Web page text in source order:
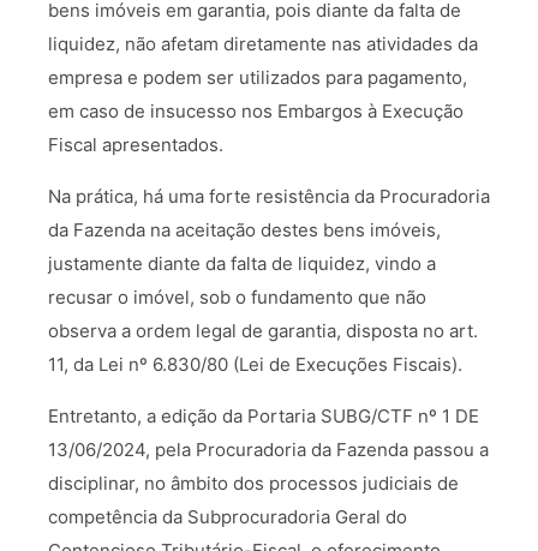
bens imóveis em garantia, pois diante da falta de
liquidez, não afetam diretamente nas atividades da
empresa e podem ser utilizados para pagamento,
em caso de insucesso nos Embargos à Execução
Fiscal apresentados.
Na prática, há uma forte resistência da Procuradoria
da Fazenda na aceitação destes bens imóveis,
justamente diante da falta de liquidez, vindo a
recusar o imóvel, sob o fundamento que não
observa a ordem legal de garantia, disposta no art.
11, da Lei nº 6.830/80 (Lei de Execuções Fiscais).
Entretanto, a edição da Portaria SUBG/CTF nº 1 DE
13/06/2024, pela Procuradoria da Fazenda passou a
disciplinar, no âmbito dos processos judiciais de
competência da Subprocuradoria Geral do